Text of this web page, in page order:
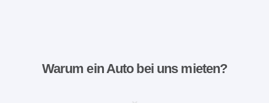
Warum ein Auto bei uns mieten?